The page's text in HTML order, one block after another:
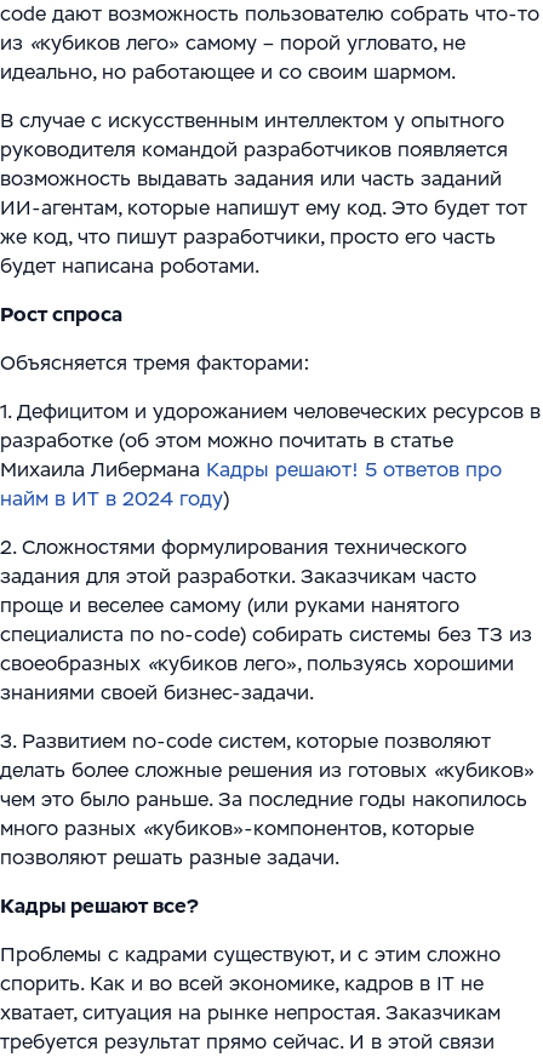
code дают возможность пользователю собрать что-то
из «кубиков лего» самому – порой угловато, не
идеально, но работающее и со своим шармом.
В случае с искусственным интеллектом у опытного
руководителя командой разработчиков появляется
возможность выдавать задания или часть заданий
ИИ-агентам, которые напишут ему код. Это будет тот
же код, что пишут разработчики, просто его часть
будет написана роботами.
Рост спроса
Объясняется тремя факторами:
1. Дефицитом и удорожанием человеческих ресурсов в
разработке (об этом можно почитать в статье
Михаила Либермана Кадры решают! 5 ответов про
найм в ИТ в 2024 году)
2. Сложностями формулирования технического
задания для этой разработки. Заказчикам часто
проще и веселее самому (или руками нанятого
специалиста по no-code) собирать системы без ТЗ из
своеобразных «кубиков лего», пользуясь хорошими
знаниями своей бизнес-задачи.
3. Развитием no-code систем, которые позволяют
делать более сложные решения из готовых «кубиков»
чем это было раньше. За последние годы накопилось
много разных «кубиков»-компонентов, которые
позволяют решать разные задачи.
Кадры решают все?
Проблемы с кадрами существуют, и с этим сложно
спорить. Как и во всей экономике, кадров в IT не
хватает, ситуация на рынке непростая. Заказчикам
требуется результат прямо сейчас. И в этой связи